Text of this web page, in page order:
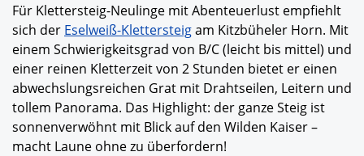
Für Klettersteig-Neulinge mit Abenteuerlust empfiehlt
sich der Eselweiß-Klettersteigam Kitzbüheler Horn. Mit
einem Schwierigkeitsgrad von B/C (leicht bis mittel) und
einer reinen Kletterzeit von 2 Stunden bietet er einen
abwechslungsreichen Grat mit Drahtseilen, Leitern und
tollem Panorama. Das Highlight: der ganze Steig ist
sonnenverwöhnt mit Blick auf den Wilden Kaiser –
macht Laune ohne zu überfordern!